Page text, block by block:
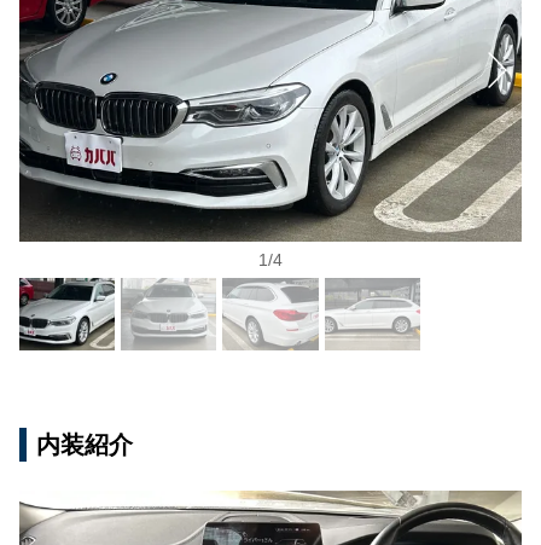
1/4
内装紹介